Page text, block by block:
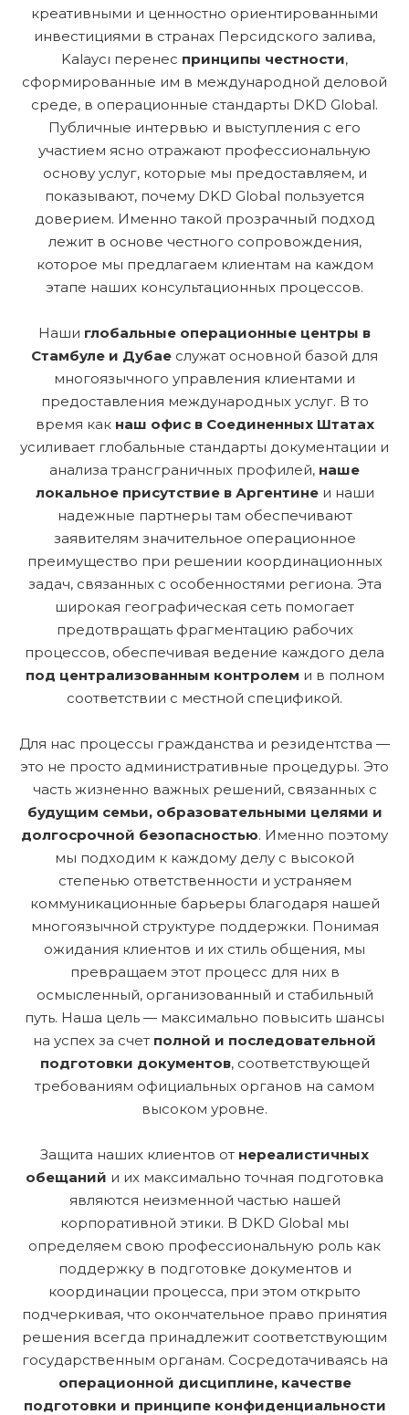
креативными и ценностно ориентированными
инвестициями в странах Персидского залива,
Kalaycı перенес принципы честности,
сформированные им в международной деловой
среде, в операционные стандарты DKD Global.
Публичные интервью и выступления с его
участием ясно отражают профессиональную
основу услуг, которые мы предоставляем, и
показывают, почему DKD Global пользуется
доверием. Именно такой прозрачный подход
лежит в основе честного сопровождения,
которое мы предлагаем клиентам на каждом
этапе наших консультационных процессов.
Наши глобальные операционные центры в
Стамбуле и Дубае служат основной базой для
многоязычного управления клиентами и
предоставления международных услуг. В то
время как наш офис в Соединенных Штатах
усиливает глобальные стандарты документации и
анализа трансграничных профилей, наше
локальное присутствие в Аргентинеи наши
надежные партнеры там обеспечивают
заявителям значительное операционное
преимущество при решении координационных
задач, связанных с особенностями региона. Эта
широкая географическая сеть помогает
предотвращать фрагментацию рабочих
процессов, обеспечивая ведение каждого дела
под централизованным контролем и в полном
соответствии с местной спецификой.
Для нас процессы гражданства и резидентства —
это не просто административные процедуры. Это
часть жизненно важных решений, связанных с
будущим семьи, образовательными целями и
долгосрочной безопасностью. Именно поэтому
мы подходим к каждому делу с высокой
степенью ответственности и устраняем
коммуникационные барьеры благодаря нашей
многоязычной структуре поддержки. Понимая
ожидания клиентов и их стиль общения, мы
превращаем этот процесс для них в
осмысленный, организованный и стабильный
путь. Наша цель — максимально повысить шансы
на успех за счет полной и последовательной
подготовки документов, соответствующей
требованиям официальных органов на самом
высоком уровне.
Защита наших клиентов от нереалистичных
обещаний и их максимально точная подготовка
являются неизменной частью нашей
корпоративной этики. В DKD Global мы
определяем свою профессиональную роль как
поддержку в подготовке документов и
координации процесса, при этом открыто
подчеркивая, что окончательное право принятия
решения всегда принадлежит соответствующим
государственным органам. Сосредотачиваясь на
операционной дисциплине, качестве
подготовки и принципе конфиденциальности